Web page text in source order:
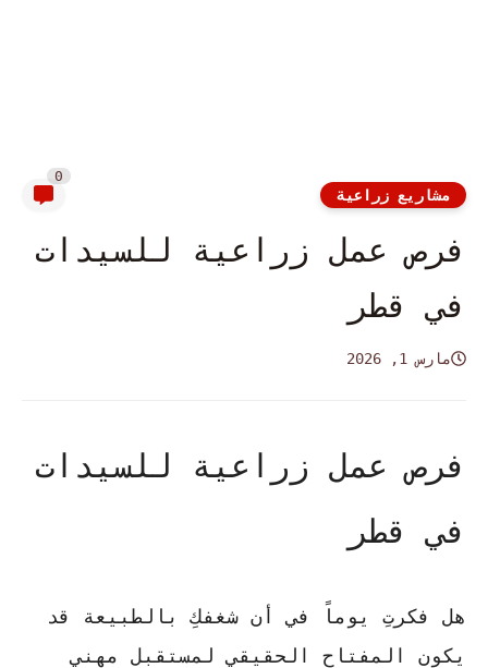
مشاريع زراعية
0
فرص عمل زراعية للسيدات
في قطر
مارس 1, 2026
فرص عمل زراعية للسيدات
في قطر
هل فكرتِ يوماً في أن شغفكِ بالطبيعة قد
يكون المفتاح الحقيقي لمستقبل مهني